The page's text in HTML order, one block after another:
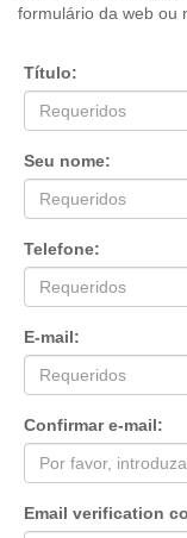
formulário da web ou
Título:
Seu nome:
Telefone:
E-mail:
Confirmar e-mail:
Email verification